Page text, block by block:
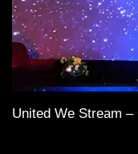
United We Stream